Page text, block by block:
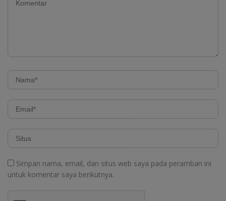
Simpan nama, email, dan situs web saya pada peramban ini
untuk komentar saya berikutnya.